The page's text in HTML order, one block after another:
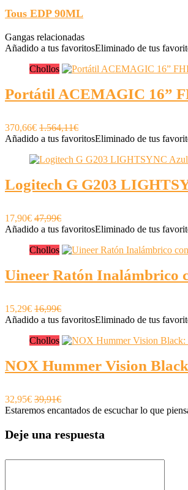
Tous EDP 90ML
Gangas relacionadas
Añadido a tus favoritosEliminado de tus
Chollos
Portátil ACEMAGIC 16”
370,66€ 1.564,11€
Añadido a tus favoritosEliminado de tus
Logitech G G203
17,90€ 47,99€
Añadido a tus favoritosEliminado de tus
Chollos
Uineer Ratón Inalámbrico
15,29€ 16,99€
Añadido a tus favoritosEliminado de tus
Chollos
NOX Hummer Vision
32,95€ 39,91€
Estaremos encantados de escuchar lo que
Deje una respuesta